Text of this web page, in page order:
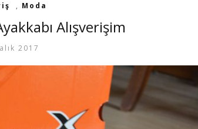
, Moda
Alışverişim
2017